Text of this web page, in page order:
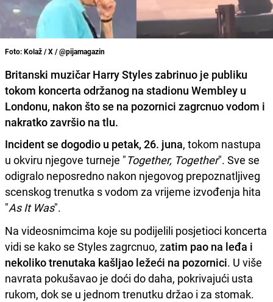
Foto: Kolaž / X / @pijamagazin
Britanski muzičar Harry Styles zabrinuo je publiku
tokom koncerta održanog na stadionu Wembley u
Londonu, nakon što se na pozornici zagrcnuo vodom i
nakratko završio na tlu.
Incident se dogodio u petak, 26. juna, tokom nastupa
u okviru njegove turneje "Together, Together". Sve se
odigralo neposredno nakon njegovog prepoznatljiveg
scenskog trenutka s vodom za vrijeme izvođenja hita
"As It Was".
Na videosnimcima koje su podijelili posjetioci koncerta
vidi se kako se Styles zagrcnuo, zatim pao na leđa i
nekoliko trenutaka kašljao ležeći na pozornici. U više
navrata pokušavao je doći do daha, pokrivajući usta
rukom, dok se u jednom trenutku držao i za stomak.